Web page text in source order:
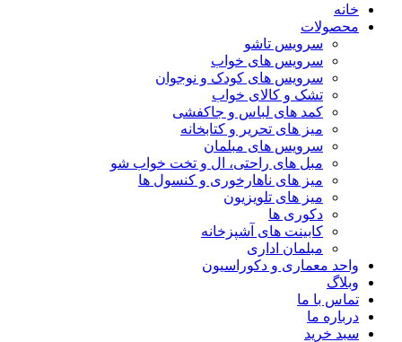
خانه
محصولات
سرویس تاشو
سرویس های خواب
سرویس های کودک و نوجوان
تشک و کالای خواب
کمد های لباس و جاکفشی
میز های تحریر و کتابخانه
سرویس های مبلمان
مبل های راحتی، ال و تخت خواب شو
میز های ناهارخوری و کنسول ها
میز های تلویزیون
دکوری ها
کابینت های آشپزخانه
مبلمان اداری
واحد معماری و دکوراسیون
وبلاگ
تماس با ما
درباره ما
سبد خرید